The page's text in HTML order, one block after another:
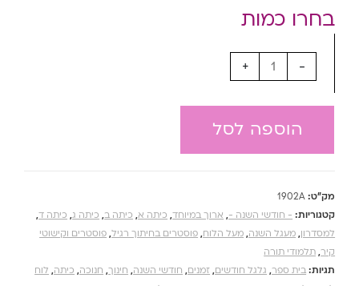
-
+
הוספה לסל
מק"ט: 1902A
קטגוריות: - חודשי השנה -, ארוך במיוחד, כיתה א, כיתה ב, כיתה ג, כיתה ד,
למסדרון, מעגל השנה, מעל הלוח, פוסטרים בחיתוך רגיל, פוסטרים וקישוטי
קיר, תלמודי תורה
תגיות: בית ספר, גלגל חודשים, זמנים, חודשי השנה, חינוך, חנוכה, כיתה, לוח